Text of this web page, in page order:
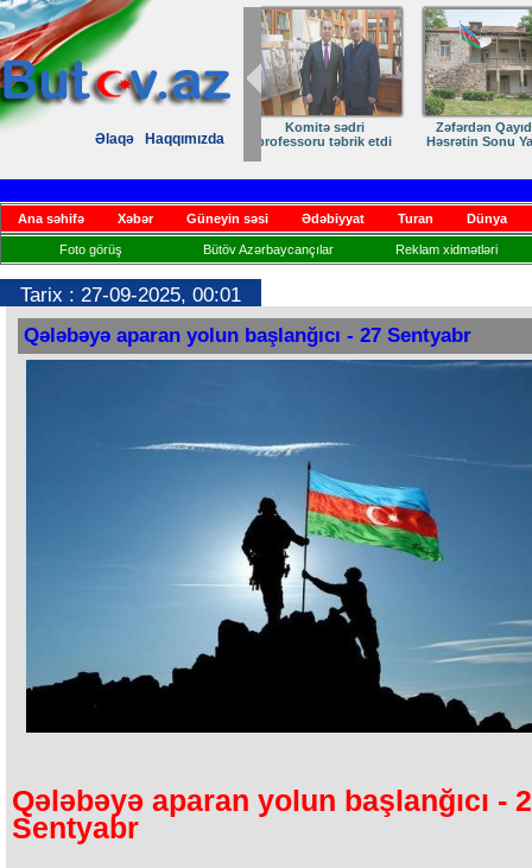
Əlaqə Haqqımızda
Zəfərdən Qayıdışa –
Həsrətin Sonu Yaxındır
ANA DİLİMİZ
Ana səhifə Xəbər Güneyin səsi Ədəbiyyat Turan Dünya
Foto görüş Bütöv Azərbaycançılar Reklam xidmətləri
Tarix : 27-09-2025, 00:01
Qələbəyə aparan yolun başlanğıcı - 27 Sentyabr
Qələbəyə aparan yolun başlanğıcı -
Sentyabr